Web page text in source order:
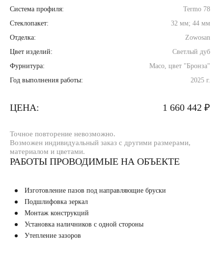
Система профиля:
Termo 78
Стеклопакет:
32 мм; 44 мм
Отделка:
Zowosan
Цвет изделий:
Светлый дуб
Фурнитура:
Maco, цвет "Бронза"
Год выполнения работы:
2025 г.
ЦЕНА: 1 660 442 ₽
Точное повторение невозможно.
Возможен индивидуальный заказ с другими размерами,
материалом и цветами.
РАБОТЫ ПРОВОДИМЫЕ НА ОБЪЕКТЕ
Изготовление пазов под направляющие бруски
Подшлифовка зеркал
Монтаж конструкций
Установка наличников с одной стороны
Утепление зазоров